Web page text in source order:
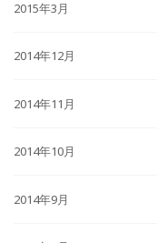
2015年3月
2014年12月
2014年11月
2014年10月
2014年9月